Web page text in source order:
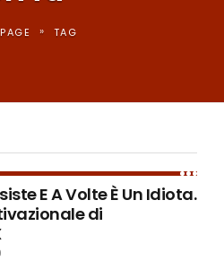
» TAG
E A Volte È Un Idiota.
di